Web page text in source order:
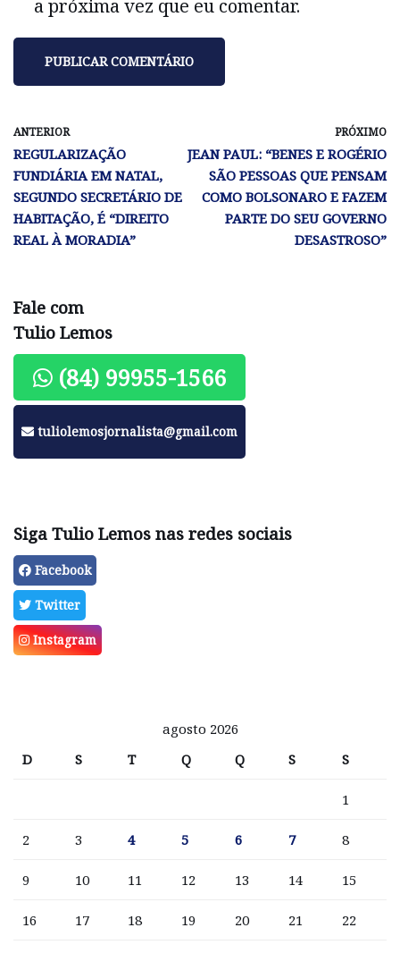
a próxima vez que eu comentar.
ANTERIOR
REGULARIZAÇÃO
FUNDIÁRIA EM NATAL,
SEGUNDO SECRETÁRIO DE
HABITAÇÃO, É “DIREITO
REAL À MORADIA”
PRÓXIMO
JEAN PAUL: “BENES E ROGÉRIO
SÃO PESSOAS QUE PENSAM
COMO BOLSONARO E FAZEM
PARTE DO SEU GOVERNO
DESASTROSO”
Fale com
Tulio Lemos
(84) 99955-1566
tuliolemosjornalista@gmail.com
Siga Tulio Lemos nas redes sociais
Facebook
Twitter
Instagram
agosto 2026
D
S T Q Q S S
1
2 3 4 5 6 7 8
9 10 11 12 13 14 15
16 17 18 19 20 21 22